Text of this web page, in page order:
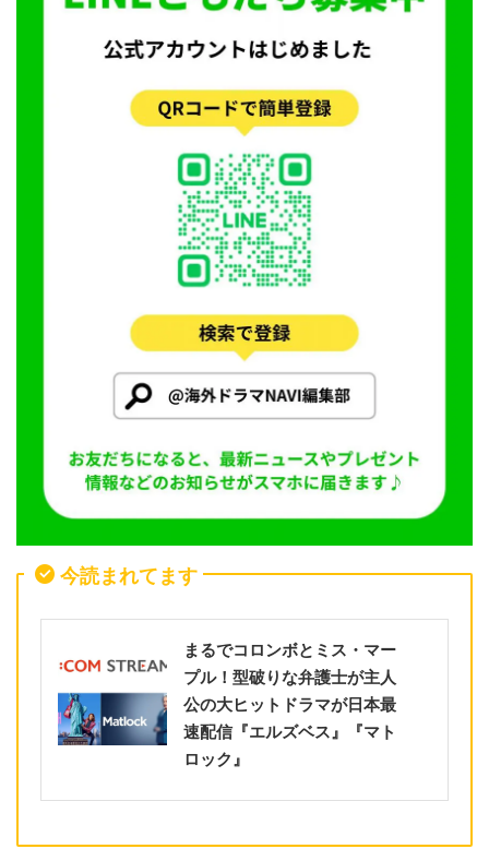
今読まれてます
まるでコロンボとミス・マー
プル！型破りな弁護士が主人
公の大ヒットドラマが日本最
速配信『エルズベス』『マト
ロック』